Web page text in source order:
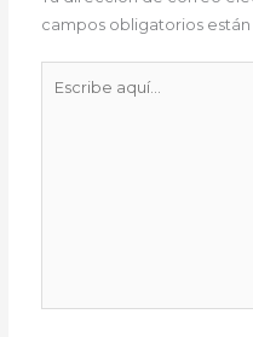
campos obligatorios